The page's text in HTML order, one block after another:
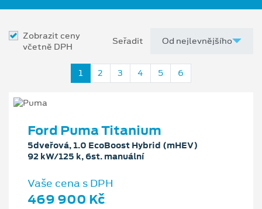
Zobrazit ceny
včetně DPH
Seřadit
1 2 3 4 5 6
Ford Puma Titanium
5dveřová, 1.0 EcoBoost Hybrid (mHEV)
92 kW/125 k, 6st. manuální
Vaše cena s DPH
469 900 Kč